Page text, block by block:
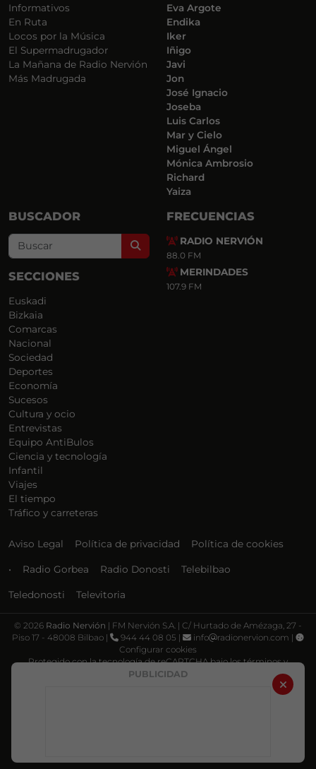
PUBLICIDAD
Informativos
En Ruta
Locos por la Música
El Supermadrugador
La Mañana de Radio Nervión
Más Madrugada
Eva Argote
Endika
Iker
Iñigo
Javi
Jon
José Ignacio
Joseba
Luis Carlos
Mar y Cielo
Miguel Ángel
Mónica Ambrosio
Richard
Yaiza
BUSCADOR
Search
SECCIONES
Euskadi
Bizkaia
Comarcas
Nacional
Sociedad
Deportes
Economía
Sucesos
Cultura y ocio
Entrevistas
Equipo AntiBulos
Ciencia y tecnología
Infantil
Viajes
El tiempo
Tráfico y carreteras
FRECUENCIAS
RADIO NERVIÓN
88.0 FM
MERINDADES
107.9 FM
Aviso Legal Política de privacidad Política de cookies
• Radio Gorbea Radio Donosti Telebilbao
Teledonosti Televitoria
© 2026 Radio Nervión | FM Nervión S.A. | C/ Hurtado de Amézaga, 27 -
Piso 17 - 48008 Bilbao |
944 44 08 05 | info
radionervion.com |
Configurar cookies
Protegido con la tecnología de reCAPTCHA bajo los términos y
Política de privacidad Términos de servicio